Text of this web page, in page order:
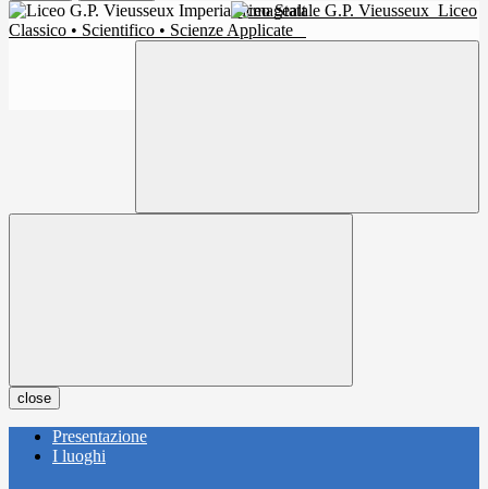
Liceo Statale G.P. Vieusseux Liceo
Classico • Scientifico • Scienze Applicate
close
Presentazione
I luoghi